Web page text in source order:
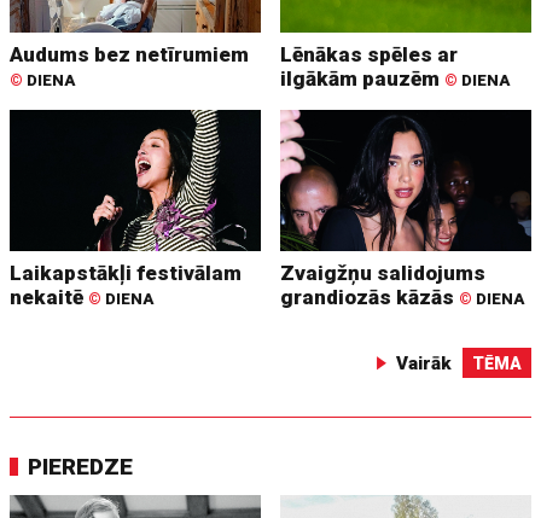
Audums bez netīrumiem
© DIENA
Lēnākas spēles ar
ilgākām pauzēm © DIENA
Laikapstākļi festivālam
nekaitē © DIENA
Zvaigžņu salidojums
grandiozās kāzās © DIENA
Vairāk TĒMA
PIEREDZE